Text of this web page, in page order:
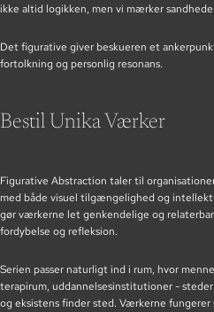
ikke altid logikken, men vi mærker
Det figurative giver beskueren et
fortolkning og personlig resonans.
Bestil Unika Værker
Figurative Abstraction taler til
med både visuel tilgængelighed og
gør værkerne let genkendelige og
fordybelse og refleksion.
Serien passer naturligt ind i rum, hvor
terapirum, uddannelsesinstitutioner -
og eksistens finder sted. Værkerne fungerer